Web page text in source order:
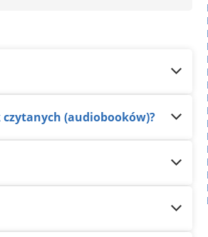
czytanych (audiobooków)?